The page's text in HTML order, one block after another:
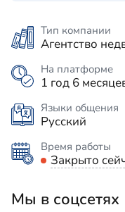
Тип компании
Агентство
На платформе
1 год 6
Языки общения
Русский
Время работы
Закрыто
Мы в соцсетях